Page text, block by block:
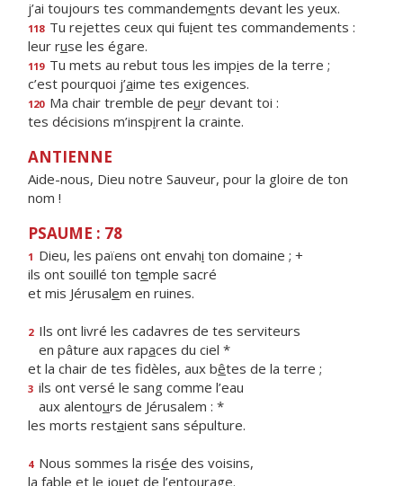
j’ai toujours tes commandements devant les yeux.
118 Tu rejettes ceux qui fuient tes commandements :
leur ruse les égare.
119 Tu mets au rebut tous les impies de la terre ;
c’est pourquoi j’aime tes exigences.
120 Ma chair tremble de peur devant toi :
tes décisions m’inspirent la crainte.
ANTIENNE
Aide-nous, Dieu notre Sauveur, pour la gloire de ton
nom !
PSAUME : 78
1 Dieu, les païens ont envahi ton domaine ; +
ils ont souillé ton temple sacré
et mis Jérusalem en ruines.
2 Ils ont livré les cadavres de tes serviteurs
en pâture aux rapaces du ciel *
et la chair de tes fidèles, aux bêtes de la terre ;
3 ils ont versé le sang comme l’eau
aux alentours de Jérusalem : *
les morts restaient sans sépulture.
4 Nous sommes la risée des voisins,
la fable et le jouet de l’entourage.